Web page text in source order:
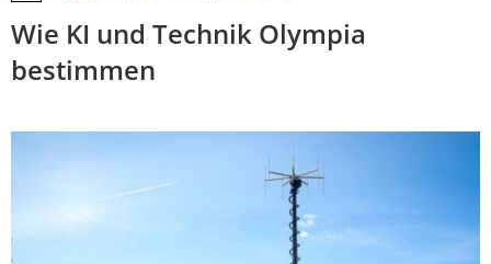
Wie KI und Technik Olympia
bestimmen